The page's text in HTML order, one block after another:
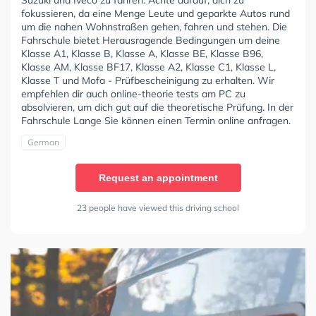
fokussieren, da eine Menge Leute und geparkte Autos rund
um die nahen Wohnstraßen gehen, fahren und stehen. Die
Fahrschule bietet Herausragende Bedingungen um deine
Klasse A1, Klasse B, Klasse A, Klasse BE, Klasse B96,
Klasse AM, Klasse BF17, Klasse A2, Klasse C1, Klasse L,
Klasse T und Mofa - Prüfbescheinigung zu erhalten. Wir
empfehlen dir auch online-theorie tests am PC zu
absolvieren, um dich gut auf die theoretische Prüfung. In der
Fahrschule Lange Sie können einen Termin online anfragen.
German
Request an appointment
23 people have viewed this driving school